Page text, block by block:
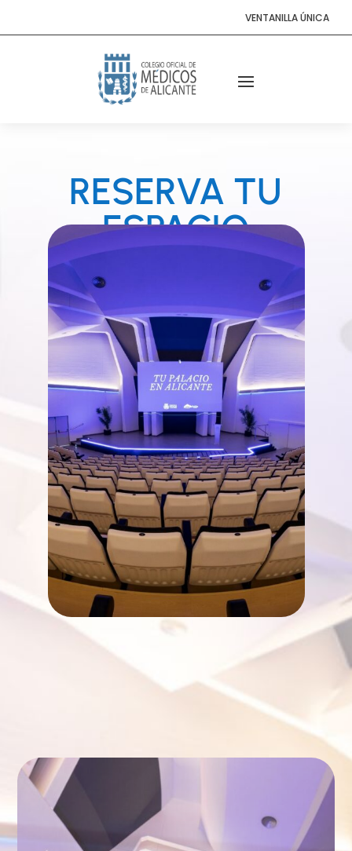
VENTANILLA ÚNICA
RESERVA TU
ESPACIO